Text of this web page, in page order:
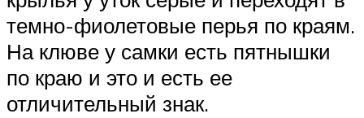
темно-фиолетовые перья по краям.
На клюве у самки есть пятнышки
по краю и это и есть ее
отличительный знак.